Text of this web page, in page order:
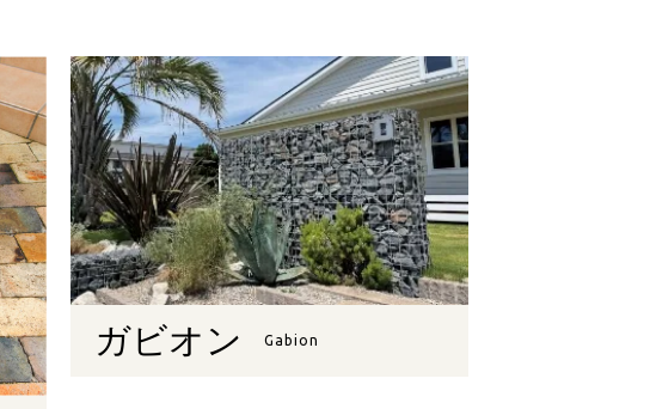
ガビオン Gabion